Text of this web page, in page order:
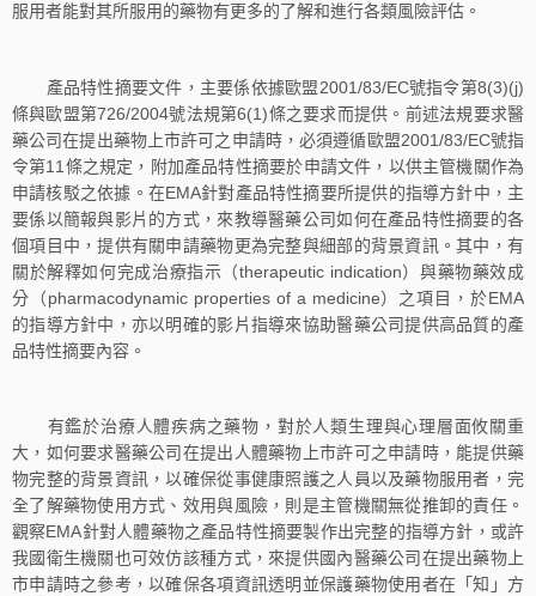
服用者能對其所服用的藥物有更多的了解和進行各類風險評估。
產品特性摘要文件，主要係依據歐盟2001/83/EC號指令第8(3)(j)
條與歐盟第726/2004號法規第6(1)條之要求而提供。前述法規要求醫
藥公司在提出藥物上市許可之申請時，必須遵循歐盟2001/83/EC號指
令第11條之規定，附加產品特性摘要於申請文件，以供主管機關作為
申請核駁之依據。在EMA針對產品特性摘要所提供的指導方針中，主
要係以簡報與影片的方式，來教導醫藥公司如何在產品特性摘要的各
個項目中，提供有關申請藥物更為完整與細部的背景資訊。其中，有
關於解釋如何完成治療指示（therapeutic indication）與藥物藥效成
分（pharmacodynamic properties of a medicine）之項目，於EMA
的指導方針中，亦以明確的影片指導來協助醫藥公司提供高品質的產
品特性摘要內容。
有鑑於治療人體疾病之藥物，對於人類生理與心理層面攸關重
大，如何要求醫藥公司在提出人體藥物上市許可之申請時，能提供藥
物完整的背景資訊，以確保從事健康照護之人員以及藥物服用者，完
全了解藥物使用方式、效用與風險，則是主管機關無從推卸的責任。
觀察EMA針對人體藥物之產品特性摘要製作出完整的指導方針，或許
我國衛生機關也可效仿該種方式，來提供國內醫藥公司在提出藥物上
市申請時之參考，以確保各項資訊透明並保護藥物使用者在「知」方